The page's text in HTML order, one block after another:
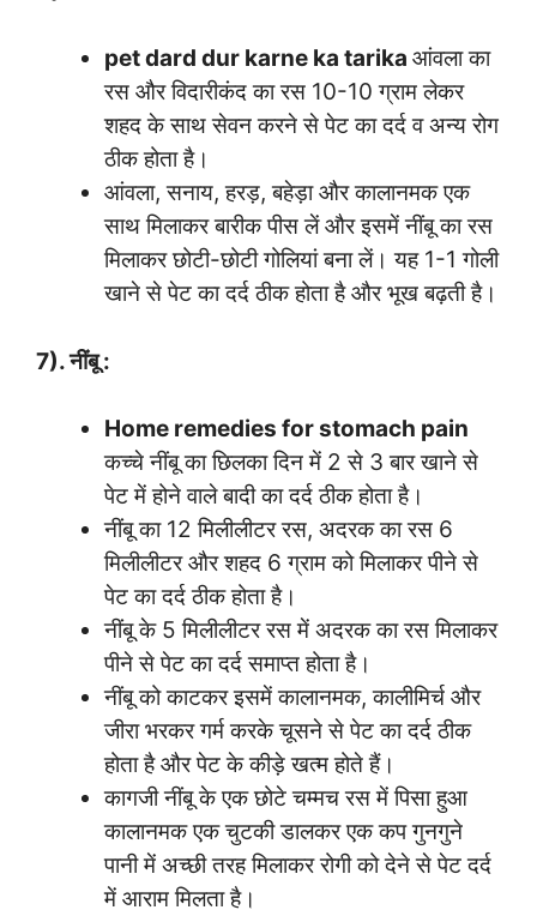
pet dard dur karne ka tarika आंवला का
रस और विदारीकंद का रस 10-10 ग्राम लेकर
शहद के साथ सेवन करने से पेट का दर्द व अन्य रोग
ठीक होता है।
आंवला, सनाय, हरड़, बहेड़ा और कालानमक एक
साथ मिलाकर बारीक पीस लें और इसमें नींबू का रस
मिलाकर छोटी-छोटी गोलियां बना लें। यह 1-1 गोली
खाने से पेट का दर्द ठीक होता है और भूख बढ़ती है।
7). नींबू :
Home remedies for stomach pain
कच्चे नींबू का छिलका दिन में 2 से 3 बार खाने से
पेट में होने वाले बादी का दर्द ठीक होता है।
नींबू का 12 मिलीलीटर रस, अदरक का रस 6
मिलीलीटर और शहद 6 ग्राम को मिलाकर पीने से
पेट का दर्द ठीक होता है।
नींबू के 5 मिलीलीटर रस में अदरक का रस मिलाकर
पीने से पेट का दर्द समाप्त होता है।
नींबू को काटकर इसमें कालानमक, कालीमिर्च और
जीरा भरकर गर्म करके चूसने से पेट का दर्द ठीक
होता है और पेट के कीड़े खत्म होते हैं।
कागजी नींबू के एक छोटे चम्मच रस में पिसा हुआ
कालानमक एक चुटकी डालकर एक कप गुनगुने
पानी में अच्छी तरह मिलाकर रोगी को देने से पेट दर्द
में आराम मिलता है।